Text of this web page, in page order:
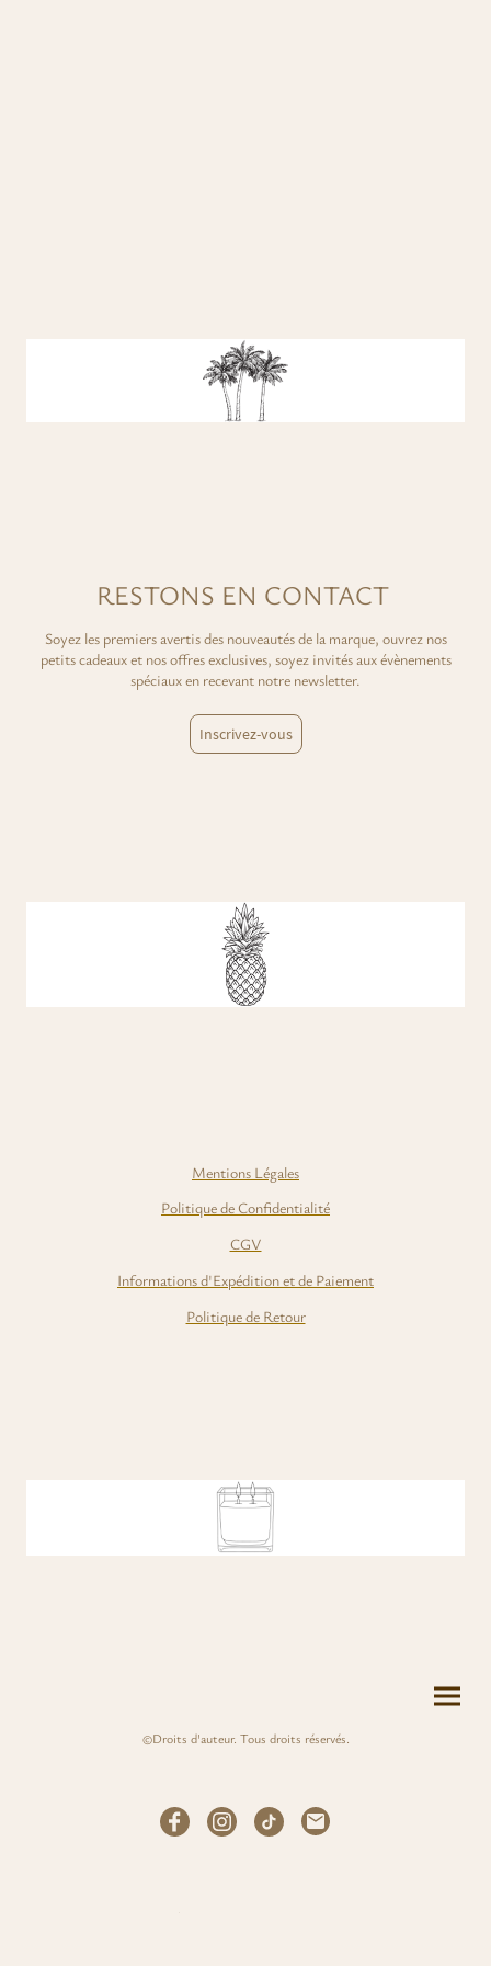
RESTONS EN CONTACT
Soyez les premiers avertis des nouveautés de la marque, ouvrez nos
petits cadeaux et nos offres exclusives, soyez invités aux évènements
spéciaux en recevant notre newsletter.
Inscrivez-vous
Mentions Légales
Politique de Confidentialité
CGV
Informations d'Expédition et de Paiement
Politique de Retour
©Droits d'auteur. Tous droits réservés.